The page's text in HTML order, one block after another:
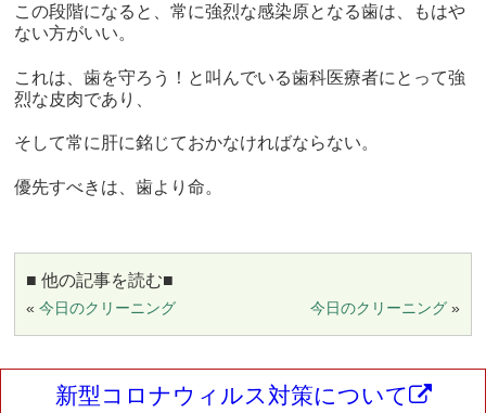
この段階になると、常に強烈な感染原となる歯は、もはや
ない方がいい。
これは、歯を守ろう！と叫んでいる歯科医療者にとって強
烈な皮肉であり、
そして常に肝に銘じておかなければならない。
優先すべきは、歯より命。
■ 他の記事を読む■
«今日のクリーニング 今日のクリーニング»
新型コロナウィルス対策について